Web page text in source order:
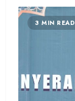
3 MIN READ